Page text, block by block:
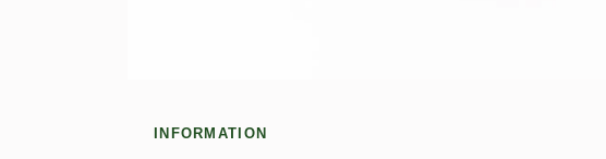
INFORMATION